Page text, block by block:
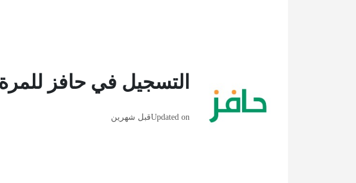
التسجيل في حافز للمرة
Updated onقبل شهرين